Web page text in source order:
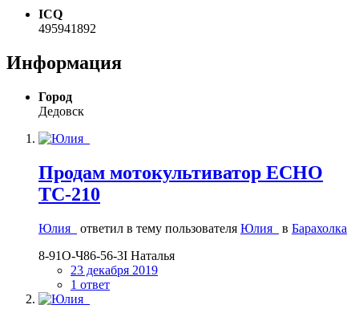
ICQ
495941892
Информация
Город
Дедовск
Продам мотокультиватор ECHO
TC-210
Юлия_ ответил в тему пользователя Юлия_ в Барахолка
8-91О-Ч86-56-3I Наталья
23 декабря 2019
1 ответ